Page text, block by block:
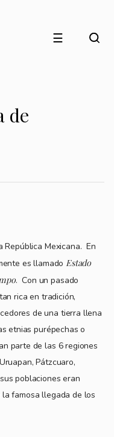
☰
de
República Mexicana. En
es llamado Estado
. Con un pasado
rica en tradición,
de una tierra llena
etnias purépechas o
parte de las 6 regiones
Pátzcuaro,
poblaciones eran
famosa llegada de los